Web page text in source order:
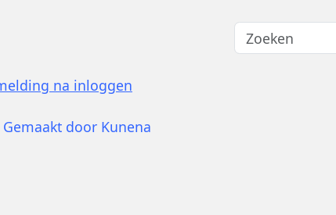
na inloggen
Gemaakt door Kunena